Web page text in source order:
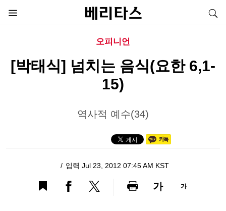
오피니언
[박태식] 넘치는 음식(요한 6,1-
15)
역사적 예수(34)
입력 Jul 23, 2012 07:45 AM KST
가 가